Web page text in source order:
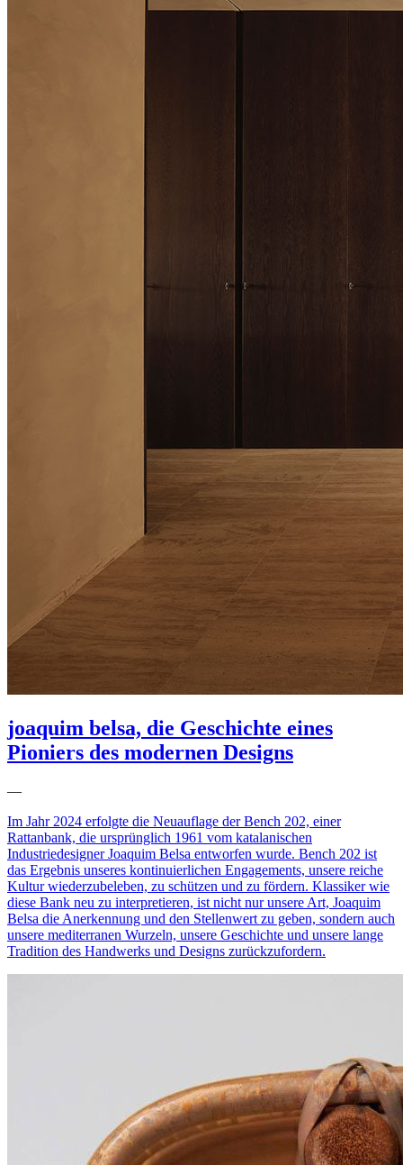
joaquim belsa, die Geschichte eines
Pioniers des modernen Designs
—
Im Jahr 2024 erfolgte die Neuauflage der Bench 202, einer
Rattanbank, die ursprünglich 1961 vom katalanischen
Industriedesigner Joaquim Belsa entworfen wurde. Bench 202 ist
das Ergebnis unseres kontinuierlichen Engagements, unsere reiche
Kultur wiederzubeleben, zu schützen und zu fördern. Klassiker wie
diese Bank neu zu interpretieren, ist nicht nur unsere Art, Joaquim
Belsa die Anerkennung und den Stellenwert zu geben, sondern auch
unsere mediterranen Wurzeln, unsere Geschichte und unsere lange
Tradition des Handwerks und Designs zurückzufordern.